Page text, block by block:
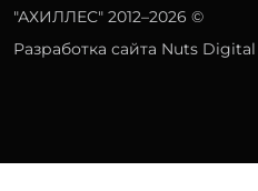
"АХИЛЛЕС" 2012–2026 ©
Разработка сайта Nuts Digital